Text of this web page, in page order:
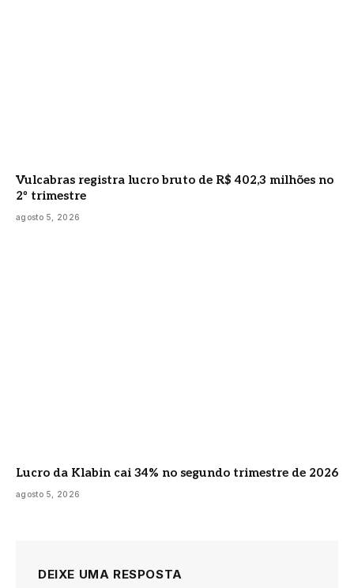
Vulcabras registra lucro bruto de R$ 402,3 milhões no
2º trimestre
agosto 5, 2026
Lucro da Klabin cai 34% no segundo trimestre de 2026
agosto 5, 2026
DEIXE UMA RESPOSTA